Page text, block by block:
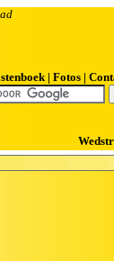
| Fotos |